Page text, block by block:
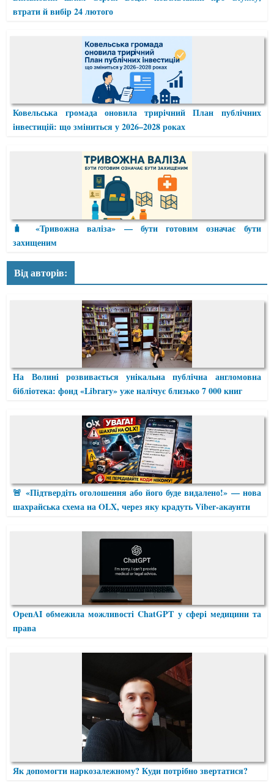
втрати й вибір 24 лютого
Ковельська громада оновила трирічний План публічних
інвестицій: що зміниться у 2026–2028 роках
🧳 «Тривожна валіза» — бути готовим означає бути
захищеним
Від авторів:
На Волині розвивається унікальна публічна англомовна
бібліотека: фонд «Library» уже налічує близько 7 000 книг
🚨 «Підтвердіть оголошення або його буде видалено!» — нова
шахрайська схема на OLX, через яку крадуть Viber-акаунти
OpenAI обмежила можливості ChatGPT у сфері медицини та
права
Як допомогти наркозалежному? Куди потрібно звертатися?